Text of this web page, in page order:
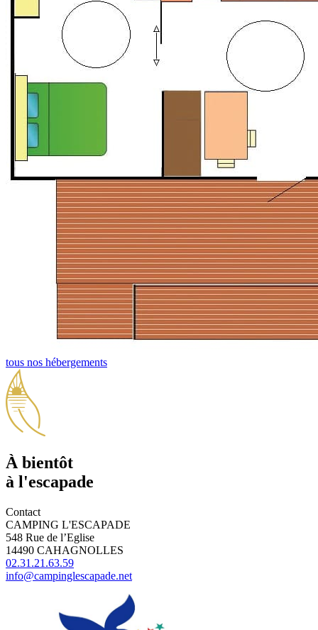
tous nos hébergements
À bientôt
à l'escapade
Contact
CAMPING L'ESCAPADE
548 Rue de l’Eglise
14490 CAHAGNOLLES
02.31.21.63.59
info@campinglescapade.net